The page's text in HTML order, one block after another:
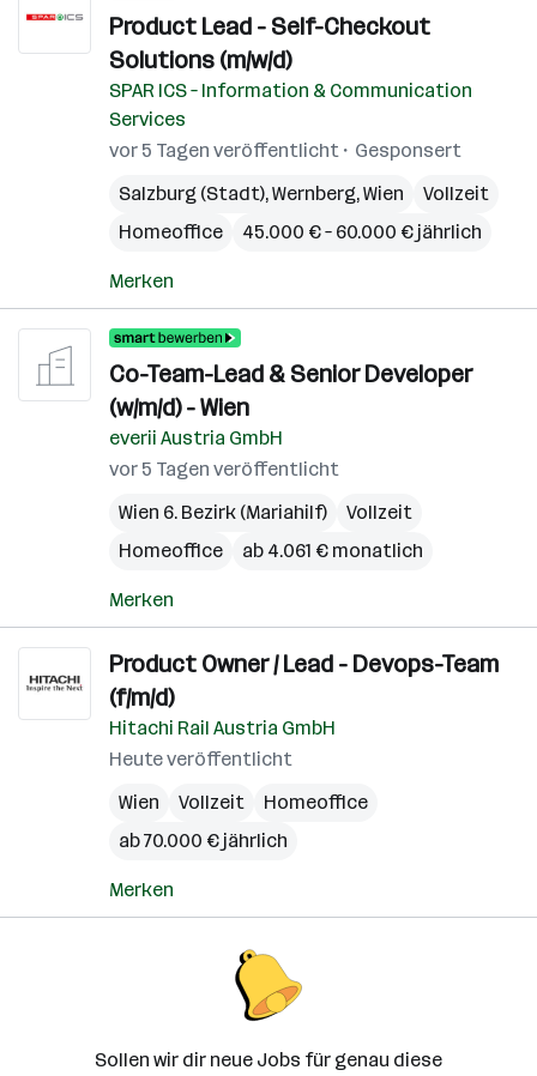
Product Lead - Self-Checkout
Solutions (m/w/d)
SPAR ICS – Information & Communication
Services
vor 5 Tagen veröffentlicht
Gesponsert
Salzburg (Stadt),Wernberg,Wien
Vollzeit
Homeoffice
45.000 € – 60.000 € jährlich
Merken
Co-Team-Lead & Senior Developer
(w/m/d) - Wien
everii Austria GmbH
vor 5 Tagen veröffentlicht
Wien 6. Bezirk (Mariahilf)
Vollzeit
Homeoffice
ab 4.061 € monatlich
Merken
Product Owner / Lead - Devops-Team
(f/m/d)
Hitachi Rail Austria GmbH
Heute veröffentlicht
Wien
Vollzeit
Homeoffice
ab 70.000 € jährlich
Merken
Sollen wir dir neue Jobs für genau diese